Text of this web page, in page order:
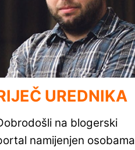
UREDNIKA
na blogerski
namijenjen osobama